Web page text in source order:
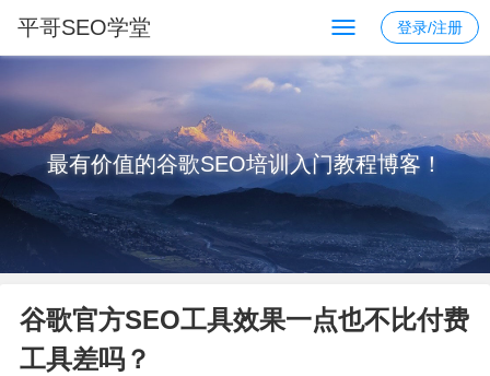
平哥SEO学堂 登录/注册
最有价值的谷歌SEO培训入门教程博客！
谷歌官方SEO工具效果一点也不比付费
工具差吗？